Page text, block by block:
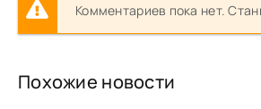
Комментариев пока нет.
Похожие новости